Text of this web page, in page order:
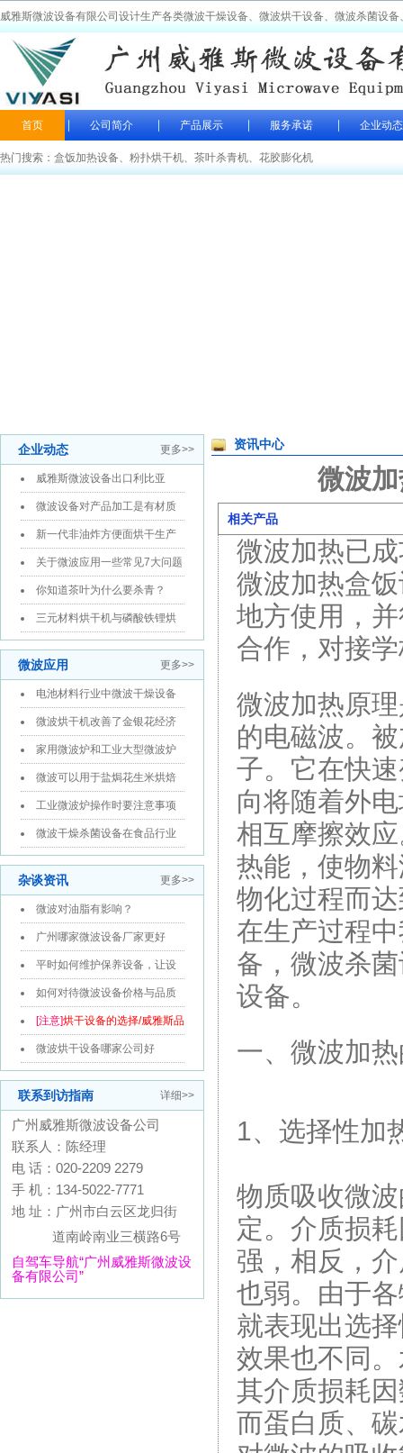
威雅斯微波设备有限公司设计生产各类微波干燥设备、微波烘干设备、微波杀菌设
首页 公司简介 产品展示 服务承诺 企业动态
热门搜索： 盒饭加热设备、 粉扑烘干机、 茶叶杀青机、 花胶膨化机
企业动态 更多>>
威雅斯微波设备出口利比亚
微波设备对产品加工是有材质
要求新一代非油炸方便面烘干生产
线 关于微波应用一些常见7大问题
解答你知道茶叶为什么要杀青？
三元材料烘干机与磷酸铁锂烘
微波应用 更多>>
电池材料行业中微波干燥设备
应用微波烘干机改善了金银花经济
效益家用微波炉和工业大型微波炉
有什么区...
微波可以用于盐焗花生米烘焙
处理工业微波炉操作时要注意事项
微波干燥杀菌设备在食品行业
杂谈资讯 更多>>
微波对油脂有影响？
广州哪家微波设备厂家更好
平时如何维护保养设备，让设
备使用寿命...
如何对待微波设备价格与品质
[注意]烘干设备的选择/威雅斯品
牌 微波烘干设备哪家公司好
联系到访指南 详细>>
广州威雅斯微波设备公司
联系人：陈经理
电 话：020-2209 2279
手 机：134-5022-7771
地 址：广州市白云区龙归街
道南岭南业三横路6号
自驾车导航“广州威雅斯微波设
备有限公司”
资讯中心
微波
相关产品
微波加热已
微波加热盒
地方使用，
合作，对接
微波加热原
的电磁波。
子。它在快
向将随着外
相互摩擦效
热能，使物
物化过程而
在生产过程
备，微波杀
设备。
一、微波加
1、选择性加
物质吸收微
定。介质损
强，相反，
也弱。由于
就表现出选
效果也不同
其介质损耗
而蛋白质、